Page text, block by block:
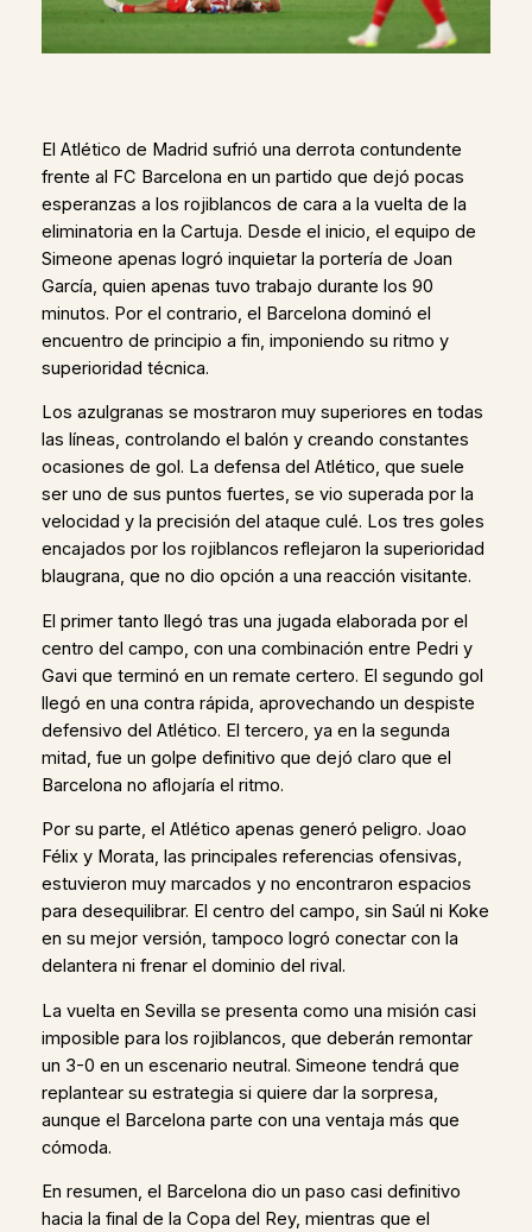
El Atlético de Madrid sufrió una derrota contundente
frente al FC Barcelona en un partido que dejó pocas
esperanzas a los rojiblancos de cara a la vuelta de la
eliminatoria en la Cartuja. Desde el inicio, el equipo de
Simeone apenas logró inquietar la portería de Joan
García, quien apenas tuvo trabajo durante los 90
minutos. Por el contrario, el Barcelona dominó el
encuentro de principio a fin, imponiendo su ritmo y
superioridad técnica.
Los azulgranas se mostraron muy superiores en todas
las líneas, controlando el balón y creando constantes
ocasiones de gol. La defensa del Atlético, que suele
ser uno de sus puntos fuertes, se vio superada por la
velocidad y la precisión del ataque culé. Los tres goles
encajados por los rojiblancos reflejaron la superioridad
blaugrana, que no dio opción a una reacción visitante.
El primer tanto llegó tras una jugada elaborada por el
centro del campo, con una combinación entre Pedri y
Gavi que terminó en un remate certero. El segundo gol
llegó en una contra rápida, aprovechando un despiste
defensivo del Atlético. El tercero, ya en la segunda
mitad, fue un golpe definitivo que dejó claro que el
Barcelona no aflojaría el ritmo.
Por su parte, el Atlético apenas generó peligro. Joao
Félix y Morata, las principales referencias ofensivas,
estuvieron muy marcados y no encontraron espacios
para desequilibrar. El centro del campo, sin Saúl ni Koke
en su mejor versión, tampoco logró conectar con la
delantera ni frenar el dominio del rival.
La vuelta en Sevilla se presenta como una misión casi
imposible para los rojiblancos, que deberán remontar
un 3-0 en un escenario neutral. Simeone tendrá que
replantear su estrategia si quiere dar la sorpresa,
aunque el Barcelona parte con una ventaja más que
cómoda.
En resumen, el Barcelona dio un paso casi definitivo
hacia la final de la Copa del Rey, mientras que el